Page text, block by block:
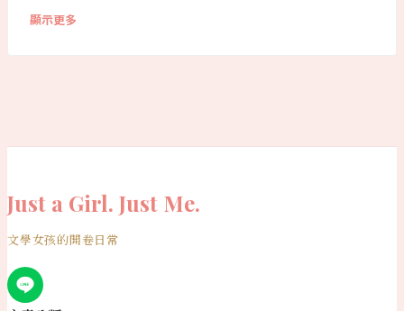
顯示更多
Just a Girl. Just Me.
文學女孩的開卷日常